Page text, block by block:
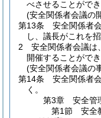
べさせることができ
(安全関係者会議の
第13条
安全関係者
し、議長がこれを招
2
安全関係者会議は
開催することができ
(安全関係者会議の
第14条
安全関係者
く。
第3章
安全管
第1節
安全